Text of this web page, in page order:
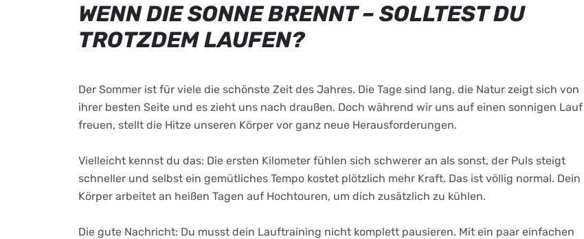
WENN DIE SONNE BRENNT – SOLLTEST DU
TROTZDEM LAUFEN?
Der Sommer ist für viele die schönste Zeit des Jahres. Die Tage sind lang, die Natur zeigt sich von
ihrer besten Seite und es zieht uns nach draußen. Doch während wir uns auf einen sonnigen Lauf
freuen, stellt die Hitze unseren Körper vor ganz neue Herausforderungen.
Vielleicht kennst du das: Die ersten Kilometer fühlen sich schwerer an als sonst, der Puls steigt
schneller und selbst ein gemütliches Tempo kostet plötzlich mehr Kraft. Das ist völlig normal. Dein
Körper arbeitet an heißen Tagen auf Hochtouren, um dich zusätzlich zu kühlen.
Die gute Nachricht: Du musst dein Lauftraining nicht komplett pausieren. Mit ein paar einfachen